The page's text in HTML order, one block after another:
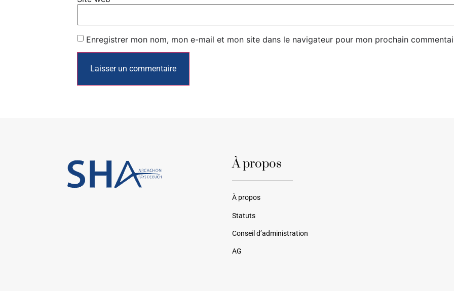
Enregistrer mon nom, mon e-mail et mon site dans le navigateur pour mon prochain
À propos
À propos
Statuts
Conseil d’administration
AG